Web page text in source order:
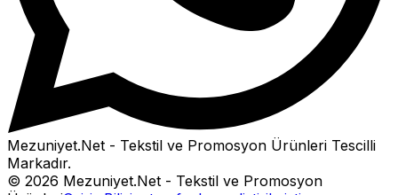
Mezuniyet.Net - Tekstil ve Promosyon Ürünleri Tescilli
Markadır.
© 2026 Mezuniyet.Net - Tekstil ve Promosyon